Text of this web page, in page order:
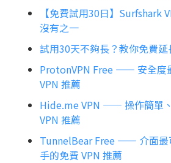
【免費試用30日】Surfshark
沒有之一
試用30天不夠長？教你免費延
ProtonVPN Free —— 安全度
VPN 推薦
Hide.me VPN —— 操作簡單
VPN 推薦
TunnelBear Free —— 介面最
手的免費 VPN 推薦